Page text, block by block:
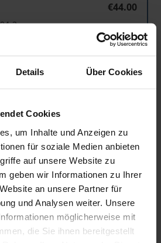
Details Über Cookies
Cookies
um Inhalte und Anzeigen zu
für soziale Medien anbieten
auf unsere Website zu
geben wir Informationen zu Ihrer
an unsere Partner für
und Analysen weiter. Unsere
möglicherweise mit
die Sie ihnen bereitgestellt
€44.00
2
on the delivery address, VAT
Add to Cart